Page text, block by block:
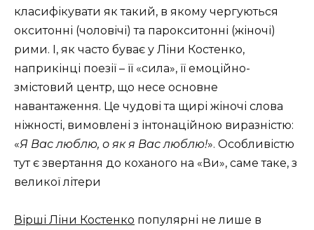
класифікувати як такий, в якому чергуються
окситонні (чоловічі) та парокситонні (жіночі)
рими. І, як часто буває у Ліни Костенко,
наприкінці поезії – її «сила», її емоційно-
змістовий центр, що несе основне
навантаження. Це чудові та щирі жіночі слова
ніжності, вимовлені з інтонаційною виразністю:
«Я Вас люблю, о як я Вас люблю!». Особливістю
тут є звертання до коханого на «Ви», саме таке, з
великої літери
Вірші Ліни Костенко популярні не лише в